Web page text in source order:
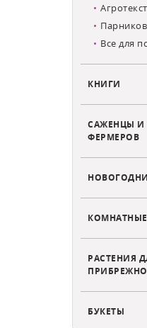
Все для
КНИГИ
САЖЕНЦЫ И
ФЕРМЕРОВ
РАСТЕНИЯ
БУКЕТЫ
Есть в